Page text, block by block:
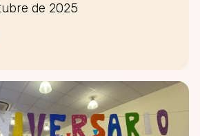
de 2025